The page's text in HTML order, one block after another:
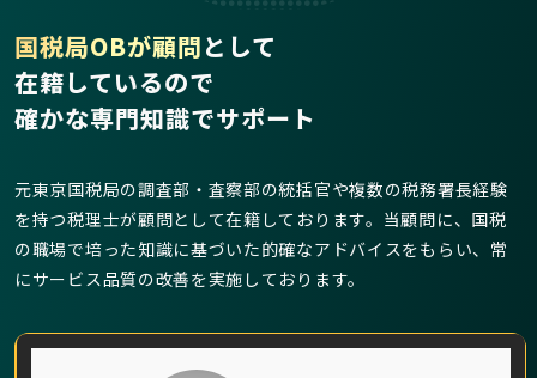
国税局OBが顧問として
在籍しているので
確かな専門知識でサポート
元東京国税局の調査部・査察部の統括官や複数の税務署長経験
を持つ税理士が顧問として在籍しております。当顧問に、国税
の職場で培った知識に基づいた的確なアドバイスをもらい、常
にサービス品質の改善を実施しております。